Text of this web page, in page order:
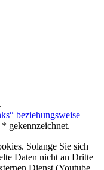
beziehungsweise
gekennzeichnet.
Solange Sie sich
Daten nicht an Dritte